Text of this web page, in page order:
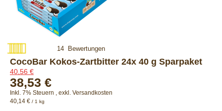
Bewertung:
100%
14 Bewertungen
CocoBar Kokos-Zartbitter 24x 40 g Sparpaket
40,56 €
38,53 €
Inkl. 7% Steuern exkl. Versandkosten
40,14 € / 1 kg